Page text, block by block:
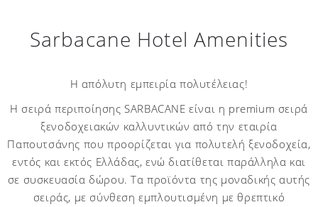
Sarbacane Ηotel Αmenities
Η απόλυτη εμπειρία πολυτέλειας!
Η σειρά περιποίησης SARBACANE είναι η premium σειρά
ξενοδοχειακών καλλυντικών από την εταιρία
Παπουτσάνης που προορίζεται για πολυτελή ξενοδοχεία,
εντός και εκτός Ελλάδας, ενώ διατίθεται παράλληλα και
σε συσκευασία δώρου. Τα προϊόντα της μοναδικής αυτής
σειράς, με σύνθεση εμπλουτισμένη με θρεπτικό